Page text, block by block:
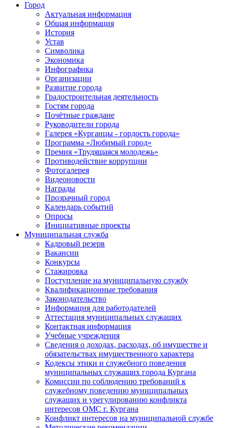
Город
Актуальная информация
Общая информация
История
Устав
Символика
Экономика
Инфографика
Организации
Развитие города
Градостроительная деятельность
Гостям города
Почётные граждане
Руководители города
Галерея «Курганцы - гордость города»
Программа «Любимый город»
Премия «Трудящаяся молодежь»
Противодействие коррупции
Фотогалерея
Видеоновости
Награды
Прозрачный город
Календарь событий
Опросы
Инициативные проекты
Муниципальная служба
Кадровый резерв
Вакансии
Конкурсы
Стажировка
Поступление на муниципальную службу
Квалификационные требования
Законодательство
Информация для работодателей
Аттестация муниципальных служащих
Контактная информация
Учебные учреждения
Сведения о доходах, расходах, об имуществе и
обязательствах имущественного характера
Кодексы этики и служебного поведения
муниципальных служащих города Кургана
Комиссии по соблюдению требований к
служебному поведению муниципальных
служащих и урегулированию конфликта
интересов ОМС г. Кургана
Конфликт интересов на муниципальной службе